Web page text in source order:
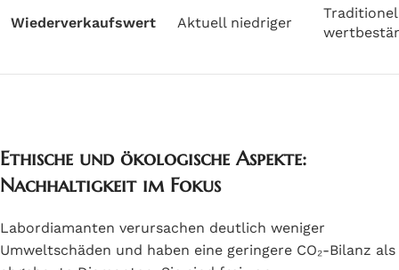
Wiederverkaufswert Aktuell niedriger
Ethische und ökologische Aspekte:
Nachhaltigkeit im Fokus
Labordiamanten verursachen deutlich weniger
Umweltschäden und haben eine geringere CO₂-Bilanz als